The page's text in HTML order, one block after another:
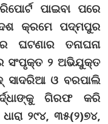
ପାଇବା ପରେ
କ୍ରମେ ପଦ୍ମପୁର
ଘଟଣାର ତନାଘନା
ସଂପୃକ୍ତ ୨ ଅଭିଯୁକ୍ତ
ସାଦରିଆ ଓ ବରପାଲି
ଗିରଫ କରି
୨୯୪, ୩୫(୨)୭୪,